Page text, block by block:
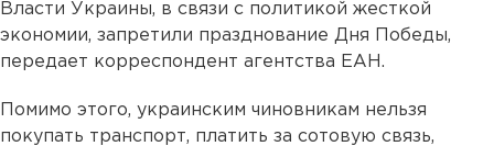
Власти Украины, в связи с политикой жесткой
экономии, запретили празднование Дня Победы,
передает корреспондент агентства ЕАН.
Помимо этого, украинским чиновникам нельзя
покупать транспорт, платить за сотовую связь,